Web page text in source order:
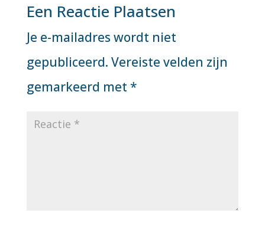
Een Reactie Plaatsen
Je e-mailadres wordt niet
gepubliceerd. Vereiste velden zijn
gemarkeerd met *